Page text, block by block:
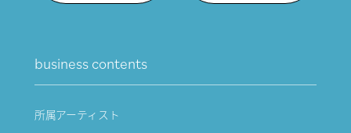
business contents
所属アーティスト